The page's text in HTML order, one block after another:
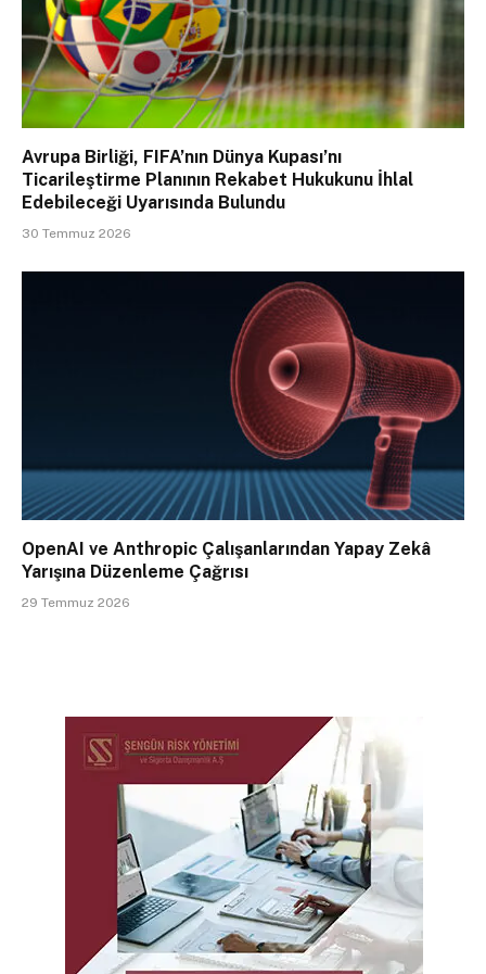
Avrupa Birliği, FIFA’nın Dünya Kupası’nı
Ticarileştirme Planının Rekabet Hukukunu İhlal
Edebileceği Uyarısında Bulundu
30 Temmuz 2026
OpenAI ve Anthropic Çalışanlarından Yapay Zekâ
Yarışına Düzenleme Çağrısı
29 Temmuz 2026